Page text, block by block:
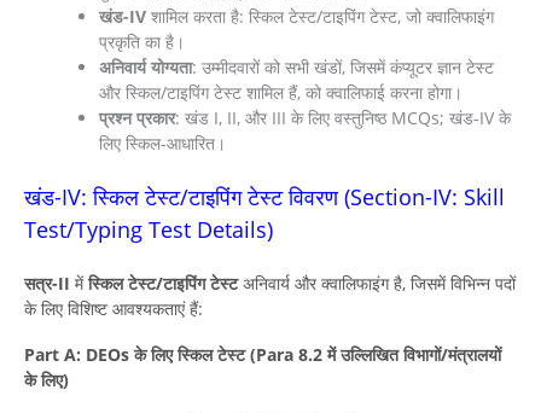
खंड-IV शामिल करता है: स्किल टेस्ट/टाइपिंग टेस्ट, जो क्वालिफाइंग
प्रकृति का है।
अनिवार्य योग्यता: उम्मीदवारों को सभी खंडों, जिसमें कंप्यूटर ज्ञान टेस्ट
और स्किल/टाइपिंग टेस्ट शामिल हैं, को क्वालिफाई करना होगा।
प्रश्न प्रकार: खंड I, II, और III के लिए वस्तुनिष्ठ MCQs; खंड-IV के
लिए स्किल-आधारित।
खंड-IV: स्किल टेस्ट/टाइपिंग टेस्ट विवरण (Section-IV: Skill
Test/Typing Test Details)
सत्र-II मेंस्किल टेस्ट/टाइपिंग टेस्टअनिवार्य और क्वालिफाइंग है, जिसमें विभिन्न पदों
के लिए विशिष्ट आवश्यकताएं हैं:
Part A: DEOs के लिए स्किल टेस्ट (Para 8.2 में उल्लिखित विभागों/मंत्रालयों
के लिए)